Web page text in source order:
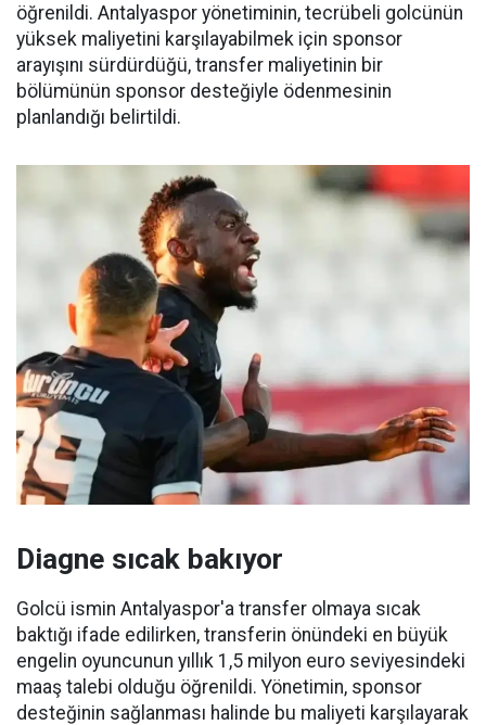
öğrenildi. Antalyaspor yönetiminin, tecrübeli golcünün
yüksek maliyetini karşılayabilmek için sponsor
arayışını sürdürdüğü, transfer maliyetinin bir
bölümünün sponsor desteğiyle ödenmesinin
planlandığı belirtildi.
Diagne sıcak bakıyor
Golcü ismin Antalyaspor'a transfer olmaya sıcak
baktığı ifade edilirken, transferin önündeki en büyük
engelin oyuncunun yıllık 1,5 milyon euro seviyesindeki
maaş talebi olduğu öğrenildi. Yönetimin, sponsor
desteğinin sağlanması halinde bu maliyeti karşılayarak